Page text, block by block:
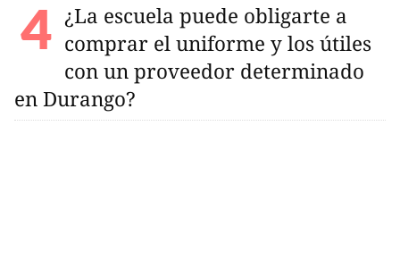
¿La escuela puede obligarte a
comprar el uniforme y los útiles
con un proveedor determinado
en Durango?